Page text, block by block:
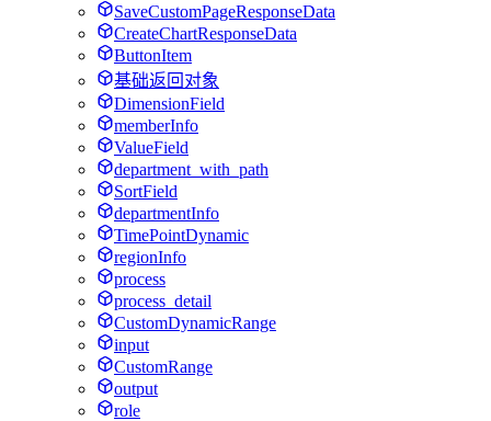
SaveCustomPageResponseData
CreateChartResponseData
ButtonItem
基础返回对象
DimensionField
memberInfo
ValueField
department_with_path
SortField
departmentInfo
TimePointDynamic
regionInfo
process
process_detail
CustomDynamicRange
input
CustomRange
output
role